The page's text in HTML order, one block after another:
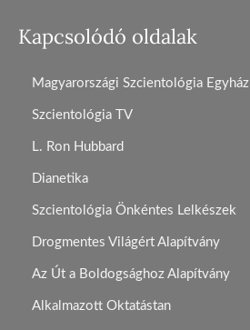
Kapcsolódó oldalak
Magyarországi Szcientológia Egyház
Szcientológia TV
L. Ron Hubbard
Dianetika
Szcientológia Önkéntes Lelkészek
Drogmentes Világért Alapítvány
Az Út a Boldogsághoz Alapítvány
Alkalmazott Oktatástan